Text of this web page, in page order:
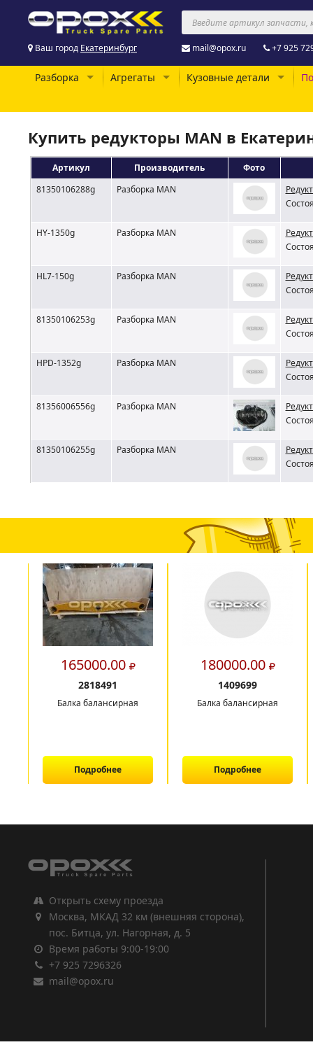
Ваш город Екатеринбург mail@opox.ru +7 925
Разборка Агрегаты Кузовные детали
Купить редукторы MAN в
Артикул Производитель
Фото
81350106288g
Разборка MAN
HY-1350g Разборка MAN
HL7-150g Разборка MAN
81350106253g Разборка MAN
HPD-1352g Разборка MAN
81356006556g Разборка MAN
81350106255g Разборка MAN
165000.00
2818491
Балка балансирная
Подробнее
180000.00
1409699
Балка балансирная
Подробнее
Открыть схему проезда
Москва, МКАД 32 км (внешняя сторона),
пос. Битца, ул. Нагорная, д. 5
Время работы 9:00-19:00
+7 925 7296326
mail@opox.ru